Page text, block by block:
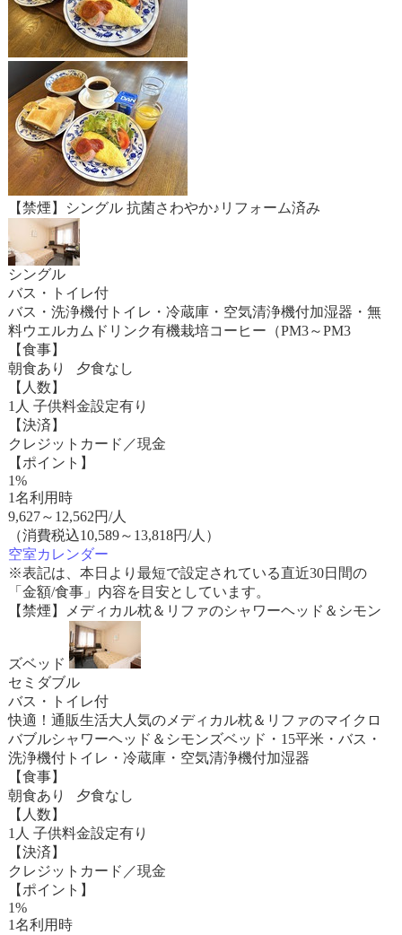
【禁煙】シングル 抗菌さわやか♪リフォーム済み
シングル
バス・トイレ付
バス・洗浄機付トイレ・冷蔵庫・空気清浄機付加湿器・無
料ウエルカムドリンク有機栽培コーヒー（PM3～PM3
【食事】
朝食あり 夕食なし
【人数】
1人 子供料金設定有り
【決済】
クレジットカード／現金
【ポイント】
1%
1名利用時
9,627～ 12,562円/人
（消費税込10,589～13,818円/人）
空室カレンダー
※表記は、本日より最短で設定されている直近30日間の
「金額/食事」内容を目安としています。
【禁煙】メディカル枕＆リファのシャワーヘッド＆シモン
ズベッド
セミダブル
バス・トイレ付
快適！通販生活大人気のメディカル枕＆リファのマイクロ
バブルシャワーヘッド＆シモンズベッド・15平米・バス・
洗浄機付トイレ・冷蔵庫・空気清浄機付加湿器
【食事】
朝食あり 夕食なし
【人数】
1人 子供料金設定有り
【決済】
クレジットカード／現金
【ポイント】
1%
1名利用時